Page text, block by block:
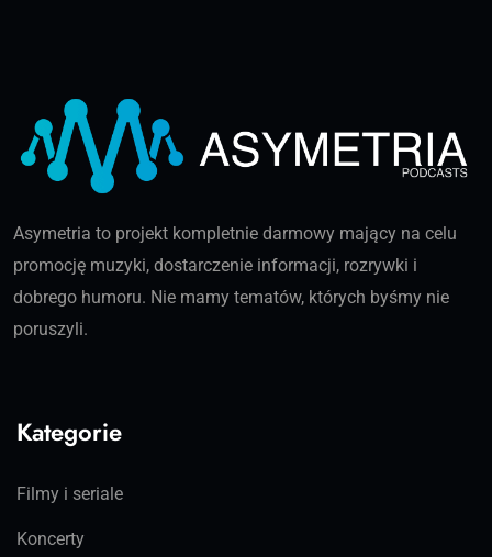
Asymetria to projekt kompletnie darmowy mający na celu
promocję muzyki, dostarczenie informacji, rozrywki i
dobrego humoru. Nie mamy tematów, których byśmy nie
poruszyli.
Kategorie
Filmy i seriale
Koncerty